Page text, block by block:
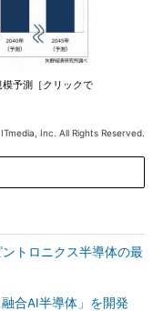
予測［クリックで
Inc. All Rights Reserved.
ントロニクス半導体の最
合AI半導体」を開発